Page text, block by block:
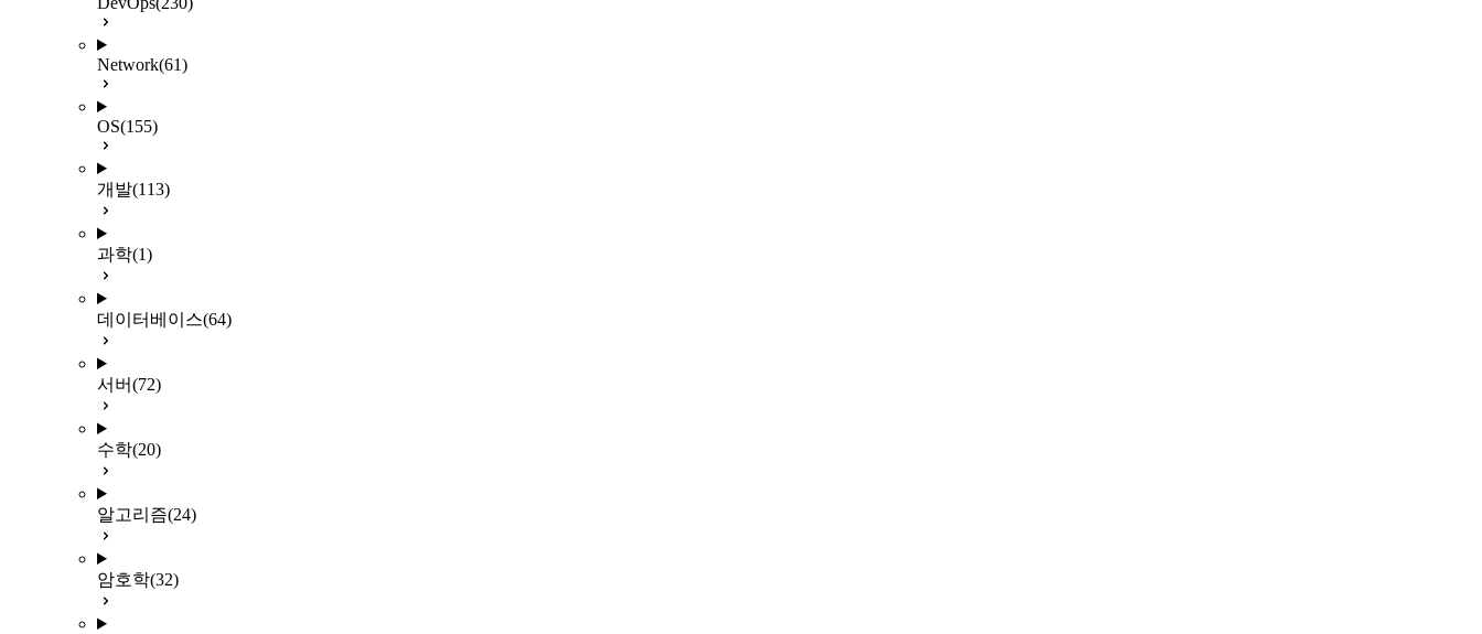
Network(61)
OS(155)
개발(113)
과학(1)
데이터베이스(64)
서버(72)
수학(20)
알고리즘(24)
암호학(32)